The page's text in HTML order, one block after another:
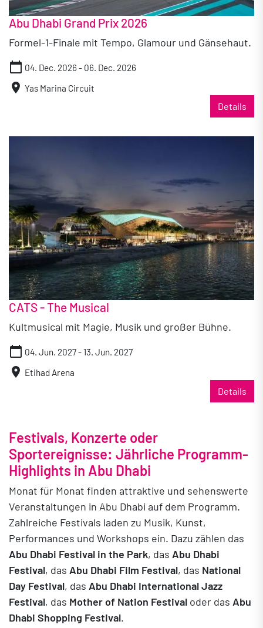
Abu Dhabi Grand Prix 2026
Formel-1-Finale mit Tempo, Glamour und Gänsehaut.
calendar_today 04. Dec. 2026 - 06. Dec. 2026
location_on Yas Marina Circuit
Details
CATS - The Musical
Kultmusical mit Magie, Musik und großer Bühne.
calendar_today 04. Jun. 2027 - 13. Jun. 2027
location_on Etihad Arena
Details
Festivals, Konzerte oder
Sportereignisse: Jährliche Programm-
Highlights in Abu Dhabi
Monat für Monat finden attraktive und sehenswerte
Veranstaltungen in Abu Dhabi auf dem Programm.
Zahlreiche Festivals laden zu Musik, Kunst,
Performances und Workshops ein. Dazu zählen das
Abu Dhabi Festival in the Park, das Abu Dhabi
Festival, das Abu Dhabi Film Festival, das National
Day Festival, das Abu Dhabi International Jazz
Festival, das Mother of Nation Festival oder das Abu
Dhabi Shopping Festival.